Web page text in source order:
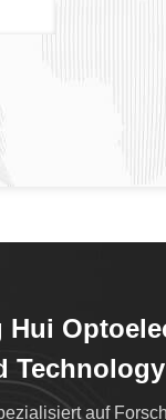
Hui
Technology
auf